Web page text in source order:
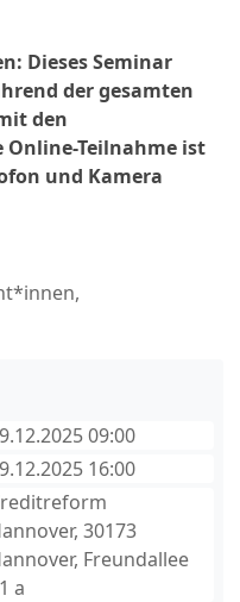
Dieses Seminar
der gesamten
den
Teilnahme ist
und Kamera
09:00
16:00
30173
Freundallee
a